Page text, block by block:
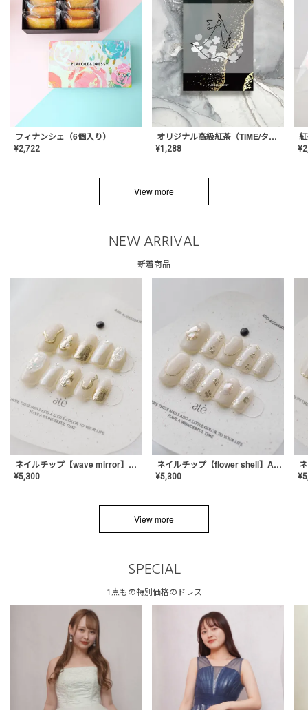
フィナンシェ（6個入り）
¥2,722
オリジナル高級紅茶（TIME/タイム）【ギフト/プチギフト/プレゼント/内祝い/結婚式/オリジナル配合/高品質/ハーブティー/茶葉/記念日/お返し/手土産/美容/おしゃれ】
¥1,288 ¥
View more
NEW ARRIVAL
新着商品
ネイルチップ【wave mirror】AE-CONA-04
¥5,300
ネイルチップ【flower shell】AE-CONA-03
¥5,300 ¥
View more
SPECIAL
1点もの特別価格のドレス